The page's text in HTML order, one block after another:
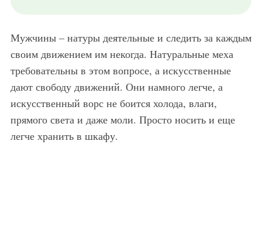
Мужчины – натуры деятельные и следить за каждым
своим движением им некогда. Натуральные меха
требовательны в этом вопросе, а искусственные
дают свободу движений. Они намного легче, а
искусственный ворс не боится холода, влаги,
прямого света и даже моли. Просто носить и еще
легче хранить в шкафу.